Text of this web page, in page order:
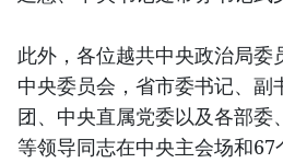
此外，各位越共中央政治局委
中央委员会，省市委书记、副
团、中央直属党委以及各部委
等领导同志在中央主会场和